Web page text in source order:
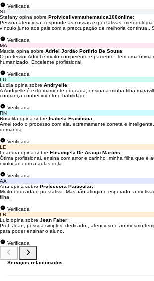
Verificada
ST
Stefany opina sobre Profvicsilvamathematica100online:
Pessoa atenciosa, responde as nossas expectativas,
vínculo junto aos pais com a preocupação de melhoria continua .
Verificada
MA
Marcia opina sobre Adriel Jordão Porfírio De Sousa:
O professor Adriel é muito competente e paciente. Tem uma ótima
humanizado. Excelente profissional.
Verificada
LU
Lucila opina sobre Andryelle:
A Andryelle é extremamente educada, ensina a minha filha
confiança,conhecimento e habilidade.
Verificada
RN
Roselita opina sobre Isabela Francisca:
Amei todo o processo com ela. extremamente correta e
demanda.
Verificada
LE
Leandra opina sobre Elisangela De Araujo Martins:
Ótima profissional, ensina com amor e carinho ,minha filha que é
evolução com a aulas dela
Verificada
AA
Ana opina sobre Professora Particular:
Muito educada e prestativa. Mas não atingiu o esperado, a
filha.
Verificada
LR
Luiz opina sobre Jean Faber:
Prof. Jean, pessoa simples, dedicado , atencioso e ao mesmo
para poder ensinar o aluno.
Verificada
Serviços relacionados